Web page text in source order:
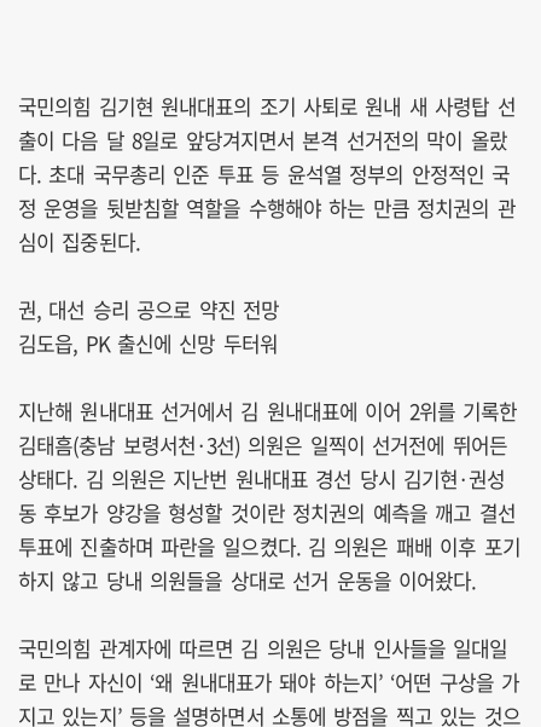
국민의힘 김기현 원내대표의 조기 사퇴로 원내 새 사령탑 선
출이 다음 달 8일로 앞당겨지면서 본격 선거전의 막이 올랐
다. 초대 국무총리 인준 투표 등 윤석열 정부의 안정적인 국
정 운영을 뒷받침할 역할을 수행해야 하는 만큼 정치권의 관
심이 집중된다.
권, 대선 승리 공으로 약진 전망
김도읍, PK 출신에 신망 두터워
지난해 원내대표 선거에서 김 원내대표에 이어 2위를 기록한
김태흠(충남 보령서천·3선) 의원은 일찍이 선거전에 뛰어든
상태다. 김 의원은 지난번 원내대표 경선 당시 김기현·권성
동 후보가 양강을 형성할 것이란 정치권의 예측을 깨고 결선
투표에 진출하며 파란을 일으켰다. 김 의원은 패배 이후 포기
하지 않고 당내 의원들을 상대로 선거 운동을 이어왔다.
국민의힘 관계자에 따르면 김 의원은 당내 인사들을 일대일
로 만나 자신이 ‘왜 원내대표가 돼야 하는지’ ‘어떤 구상을 가
지고 있는지’ 등을 설명하면서 소통에 방점을 찍고 있는 것으